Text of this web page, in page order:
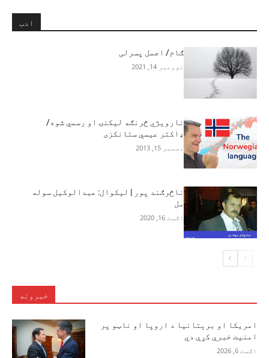
ادب
ګام/ اجمل پسرلی
نوومبر 14, 2021
نارویژي څرنګه لیکنۍ او رسمي شوه/
ډاکتر عیسي ستانکزی
دسمبر 15, 2013
ناڅرګند پور | لیکوال: عبدالوکیل سوله
مل
اګست 16, 2020
خبرونه
امریکا او برېتانیا د اروپا او ناټو پر
امنیت خبرې کړې دي
اګست 6, 2026